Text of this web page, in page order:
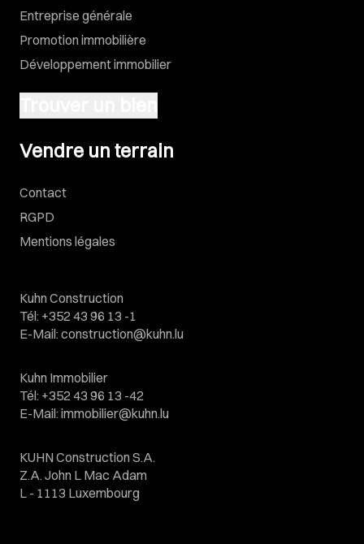
Entreprise générale
Promotion immobilière
Développement immobilier
Vendre un terrain
Contact
RGPD
Mentions légales
Kuhn Construction
Tél: +352 43 96 13 -1
E-Mail: construction@kuhn.lu
Kuhn Immobilier
Tél: +352 43 96 13 -42
E-Mail: immobilier@kuhn.lu
KUHN Construction S.A.
Z.A. John L Mac Adam
L - 1113 Luxembourg